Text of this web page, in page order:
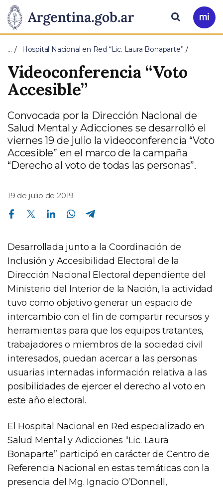
Presidencia
de
la
Nación
Pasar al contenido principal
Ir
a
Buscar
… Hospital Nacional en Red “Lic. Laura Bonaparte”
Videoconferencia “Voto
Accesible”
Convocada por la Dirección Nacional de
Salud Mental y Adicciones se desarrolló el
viernes 19 de julio la videoconferencia “Voto
Accesible” en el marco de la campaña
“Derecho al voto de todas las personas”.
19 de julio de 2019
Compartir en Facebook Compartir en Twitter Compartir en Linkedin Compartir en Whatsapp
Desarrollada junto a la Coordinación de
Inclusión y Accesibilidad Electoral de la
Dirección Nacional Electoral dependiente del
Ministerio del Interior de la Nación, la actividad
tuvo como objetivo generar un espacio de
intercambio con el fin de compartir recursos y
herramientas para que los equipos tratantes,
trabajadores o miembros de la sociedad civil
interesados, puedan acercar a las personas
usuarias internadas información relativa a las
posibilidades de ejercer el derecho al voto en
este año electoral.
El Hospital Nacional en Red especializado en
Salud Mental y Adicciones “Lic. Laura
Bonaparte” participó en carácter de Centro de
Referencia Nacional en estas temáticas con la
presencia del Mg. Ignacio O’Donnell,